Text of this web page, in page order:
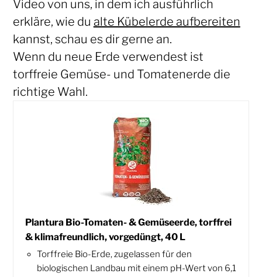
Video von uns, in dem ich ausführlich
erkläre, wie du alte Kübelerde aufbereiten
kannst, schau es dir gerne an.
Wenn du neue Erde verwendest ist
torffreie Gemüse- und Tomatenerde die
richtige Wahl.
Plantura Bio-Tomaten- & Gemüseerde, torffrei
& klimafreundlich, vorgedüngt, 40 L
Torffreie Bio-Erde, zugelassen für den
biologischen Landbau mit einem pH-Wert von 6,1